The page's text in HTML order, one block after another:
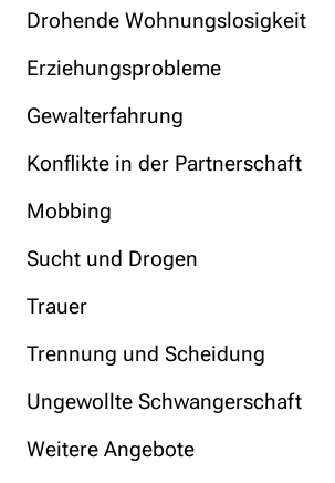
Drohende Wohnungslosigkeit
Erziehungsprobleme
Gewalterfahrung
Konflikte in der Partnerschaft
Mobbing
Sucht und Drogen
Trauer
Trennung und Scheidung
Ungewollte Schwangerschaft
Weitere Angebote